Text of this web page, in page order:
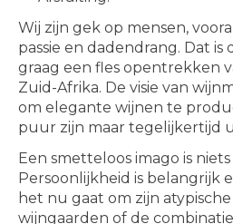
Wij zijn gek op mensen,
passie en dadendrang. Dat is
graag een fles opentrekken
Zuid-Afrika. De visie van
om elegante wijnen te
puur zijn maar tegelijkertijd
Een smetteloos imago is
Persoonlijkheid is belangrijk
het nu gaat om zijn
wijngaarden of de